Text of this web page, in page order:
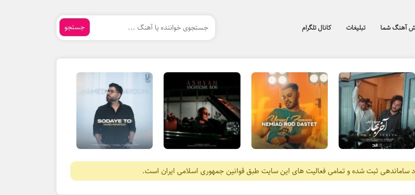
آهنگ شما تبلیغات کانال تلگرام جستجو
ساماندهی ثبت شده و تمامی فعالیت های این سایت طبق قوانین جمهوری اسلامی ایران است.